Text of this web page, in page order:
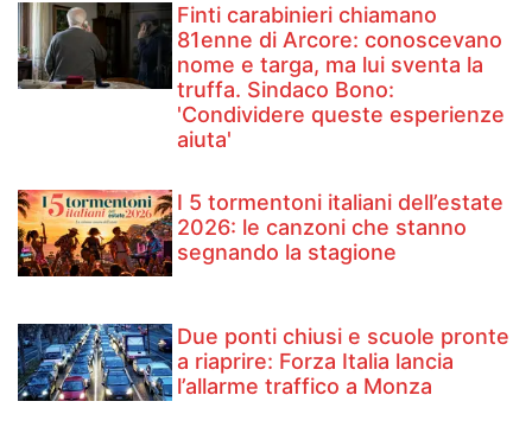
Finti carabinieri chiamano
81enne di Arcore: conoscevano
nome e targa, ma lui sventa la
truffa. Sindaco Bono:
'Condividere queste esperienze
aiuta'
I 5 tormentoni italiani dell’estate
2026: le canzoni che stanno
segnando la stagione
Due ponti chiusi e scuole pronte
a riaprire: Forza Italia lancia
l’allarme traffico a Monza